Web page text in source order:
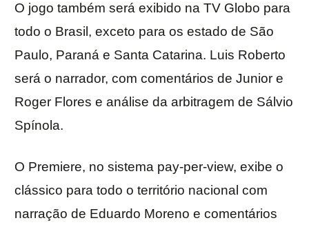
O jogo também será exibido na TV Globo para
todo o Brasil, exceto para os estado de São
Paulo, Paraná e Santa Catarina. Luis Roberto
será o narrador, com comentários de Junior e
Roger Flores e análise da arbitragem de Sálvio
Spínola.
O Premiere, no sistema pay-per-view, exibe o
clássico para todo o território nacional com
narração de Eduardo Moreno e comentários